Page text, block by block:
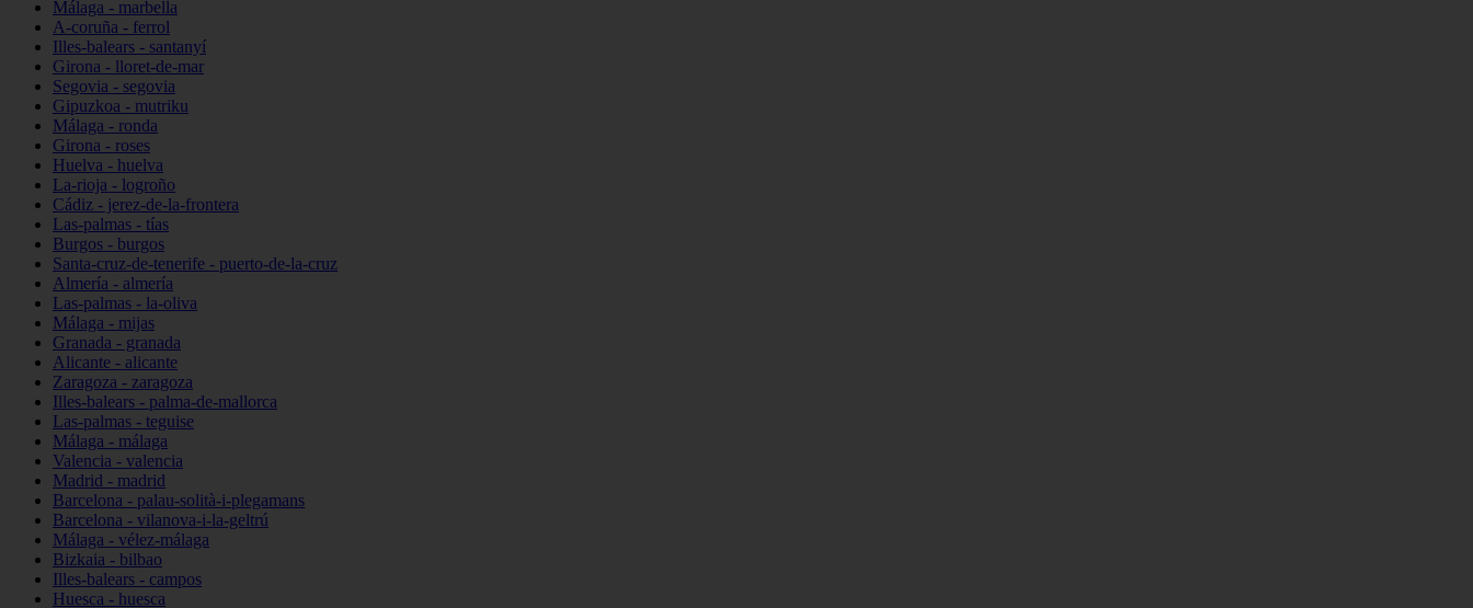
Málaga - marbella
A-coruña - ferrol
Illes-balears - santanyí
Girona - lloret-de-mar
Segovia - segovia
Gipuzkoa - mutriku
Málaga - ronda
Girona - roses
Huelva - huelva
La-rioja - logroño
Cádiz - jerez-de-la-frontera
Las-palmas - tías
Burgos - burgos
Santa-cruz-de-tenerife - puerto-de-la-cruz
Almería - almería
Las-palmas - la-oliva
Málaga - mijas
Granada - granada
Alicante - alicante
Zaragoza - zaragoza
Illes-balears - palma-de-mallorca
Las-palmas - teguise
Málaga - málaga
Valencia - valencia
Madrid - madrid
Barcelona - palau-solità-i-plegamans
Barcelona - vilanova-i-la-geltrú
Málaga - vélez-málaga
Bizkaia - bilbao
Illes-balears - campos
Huesca - huesca